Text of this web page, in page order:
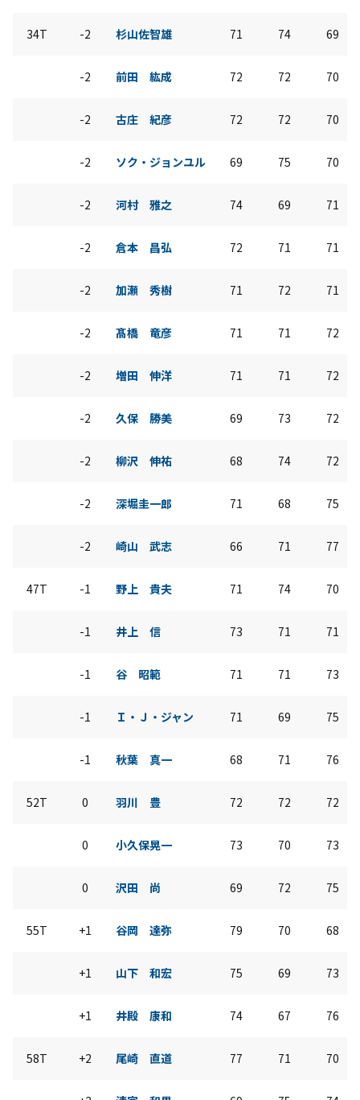
34T -2 杉山佐智雄 71 74 69
-2 前田 紘成 72 72 70
-2 古庄 紀彦 72 72 70
-2 ソク・ジョンユル 69 75 70
-2 河村 雅之 74 69 71
-2 倉本 昌弘 72 71 71
-2 加瀬 秀樹 71 72 71
-2 髙橋 竜彦 71 71 72
-2 増田 伸洋 71 71 72
-2 久保 勝美 69 73 72
-2 柳沢 伸祐 68 74 72
-2 深堀圭一郎 71 68 75
-2 崎山 武志 66 71 77
47T -1 野上 貴夫 71 74 70
-1 井上 信 73 71 71
-1 谷 昭範 71 71 73
-1 Ｉ・Ｊ・ジャン 71 69 75
-1 秋葉 真一 68 71 76
52T 0 羽川 豊 72 72 72
0 小久保晃一 73 70 73
0 沢田 尚 69 72 75
55T +1 谷岡 達弥 79 70 68
+1 山下 和宏 75 69 73
+1 井殿 康和 74 67 76
58T +2 尾崎 直道 77 71 70